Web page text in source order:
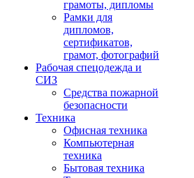
грамоты, дипломы
Рамки для
дипломов,
сертификатов,
грамот, фотографий
Рабочая спецодежда и
СИЗ
Средства пожарной
безопасности
Техника
Офисная техника
Компьютерная
техника
Бытовая техника